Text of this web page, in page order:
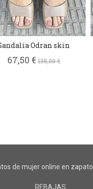
Odran skin
67,50 €135,00 €
de mujer online en
REBAJAS